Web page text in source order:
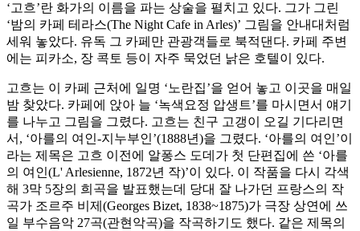
‘고흐’란 화가의 이름을 파는 상술을 펼치고 있다. 그가 그린
‘밤의 카페 테라스(The Night Cafe in Arles)’ 그림을 안내대처럼
세워 놓았다. 유독 그 카페만 관광객들로 북적댄다. 카페 주변
에는 피카소, 장 콕토 등이 자주 묵었던 낡은 호텔이 있다.
고흐는 이 카페 근처에 일명 ‘노란집’을 얻어 놓고 이곳을 매일
밤 찾았다. 카페에 앉아 늘 ‘녹색요정 압생트’를 마시면서 얘기
를 나누고 그림을 그렸다. 고흐는 친구 고갱이 오길 기다리면
서, ‘아를의 여인-지누부인’(1888년)을 그렸다. ‘아를의 여인’이
라는 제목은 고흐 이전에 알퐁스 도데가 첫 단편집에 쓴 ‘아를
의 여인(L' Arlesienne, 1872년 작)’이 있다. 이 작품을 다시 각색
해 3막 5장의 희곡을 발표했는데 당대 잘 나가던 프랑스의 작
곡가 조르주 비제(Georges Bizet, 1838~1875)가 극장 상연에 쓰
일 부수음악 27곡(관현악곡)을 작곡하기도 했다. 같은 제목의